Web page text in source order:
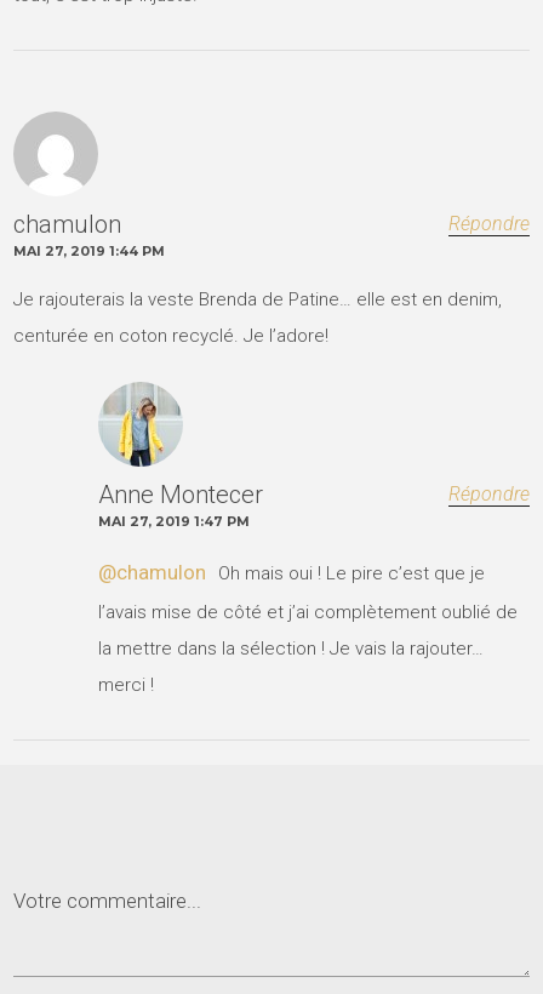
chamulon Répondre
MAI 27, 2019 1:44 PM
Je rajouterais la veste Brenda de Patine… elle est en denim,
centurée en coton recyclé. Je l’adore!
Anne Montecer Répondre
MAI 27, 2019 1:47 PM
@chamulon
Oh mais oui ! Le pire c’est que je
l’avais mise de côté et j’ai complètement oublié de
la mettre dans la sélection ! Je vais la rajouter…
merci !
Votre commentaire...